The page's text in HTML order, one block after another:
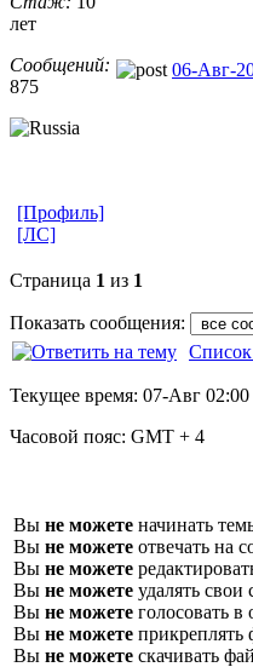
лет
Сообщений:
875
06-Авг-
[Профиль]
[ЛС]
Страница 1 из 1
Показать сообщения:
Текущее время: 07-Авг 02:00
Часовой пояс: GMT + 4
Вы не можете начинать
Вы не можете отвечать на
Вы не можете
Вы не можете удалять
Вы не можете голосовать в
Вы не можете
Вы не можете скачивать